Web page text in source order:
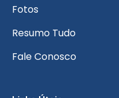
Fotos
Resumo Tudo
Fale Conosco